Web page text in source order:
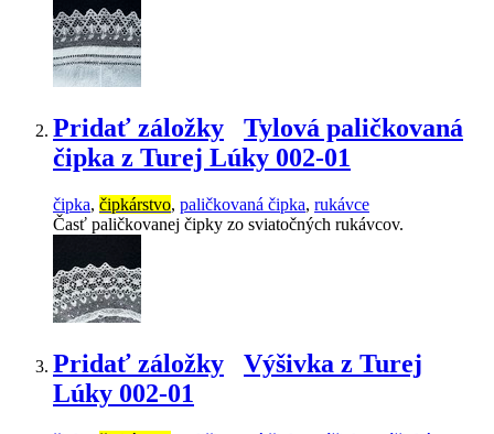
Pridať záložky
Tylová paličkovaná
čipka z Turej Lúky 002-01
čipka, čipkárstvo, paličkovaná čipka, rukávce
Časť paličkovanej čipky zo sviatočných rukávcov.
Pridať záložky
Výšivka z Turej
Lúky 002-01